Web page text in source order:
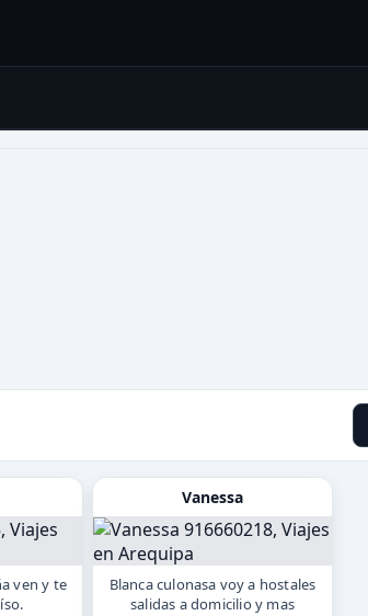
ven y te
Vanessa
Blanca culonasa voy a hostales
salidas a domicilio y mas